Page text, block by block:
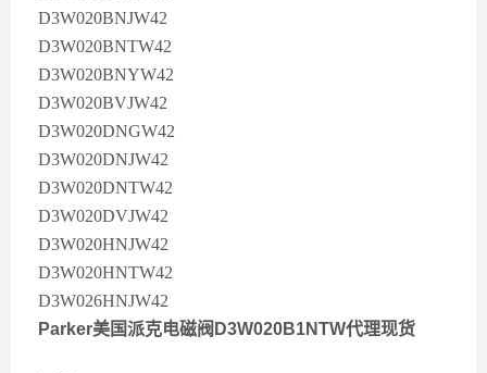
D3W020BNJW42
D3W020BNTW42
D3W020BNYW42
D3W020BVJW42
D3W020DNGW42
D3W020DNJW42
D3W020DNTW42
D3W020DVJW42
D3W020HNJW42
D3W020HNTW42
D3W026HNJW42
Parker美国派克电磁阀D3W020B1NTW代理现货